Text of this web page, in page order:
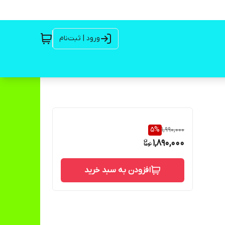
ورود | ثبت‌نام
1,990,000
5%
1,890,000
افزودن به سبد خرید